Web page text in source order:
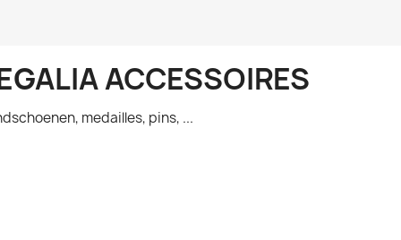
ACCESSOIRES
medailles, pins, ...